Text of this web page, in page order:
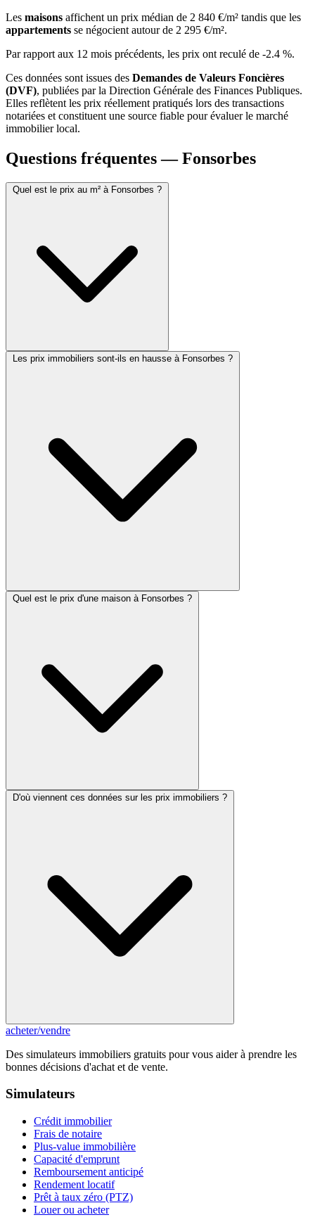
Les maisons affichent un prix médian de 2 840 €/m² tandis que les
appartements se négocient autour de 2 295 €/m².
Par rapport aux 12 mois précédents, les prix ont reculé de -2.4 %.
Ces données sont issues des Demandes de Valeurs Foncières
(DVF), publiées par la Direction Générale des Finances Publiques.
Elles reflètent les prix réellement pratiqués lors des transactions
notariées et constituent une source fiable pour évaluer le marché
immobilier local.
Questions fréquentes — Fonsorbes
Quel est le prix au m² à Fonsorbes ?
Les prix immobiliers sont-ils en hausse à Fonsorbes ?
Quel est le prix d'une maison à Fonsorbes ?
D'où viennent ces données sur les prix immobiliers ?
acheter/vendre
Des simulateurs immobiliers gratuits pour vous aider à prendre les
bonnes décisions d'achat et de vente.
Simulateurs
Crédit immobilier
Frais de notaire
Plus-value immobilière
Capacité d'emprunt
Remboursement anticipé
Rendement locatif
Prêt à taux zéro (PTZ)
Louer ou acheter